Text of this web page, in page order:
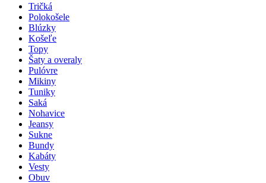
Tričká
Polokošele
Blúzky
Košeľe
Topy
Šaty a overaly
Pulóvre
Mikiny
Tuniky
Saká
Nohavice
Jeansy
Sukne
Bundy
Kabáty
Vesty
Obuv